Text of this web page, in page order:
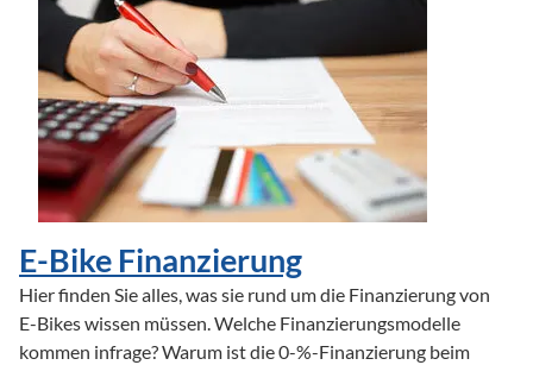
E-Bike Finanzierung
Hier finden Sie alles, was sie rund um die Finanzierung von
E-Bikes wissen müssen. Welche Finanzierungsmodelle
kommen infrage? Warum ist die 0-%-Finanzierung beim